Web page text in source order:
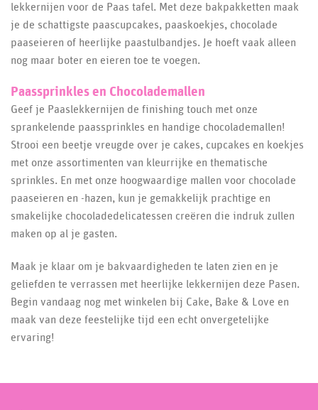
lekkernijen voor de Paas tafel. Met deze bakpakketten maak
je de schattigste paascupcakes, paaskoekjes, chocolade
paaseieren of heerlijke paastulbandjes. Je hoeft vaak alleen
nog maar boter en eieren toe te voegen.
Paassprinkles en Chocolademallen
Geef je Paaslekkernijen de finishing touch met onze
sprankelende paassprinkles en handige chocolademallen!
Strooi een beetje vreugde over je cakes, cupcakes en koekjes
met onze assortimenten van kleurrijke en thematische
sprinkles. En met onze hoogwaardige mallen voor chocolade
paaseieren en -hazen, kun je gemakkelijk prachtige en
smakelijke chocoladedelicatessen creëren die indruk zullen
maken op al je gasten.
Maak je klaar om je bakvaardigheden te laten zien en je
geliefden te verrassen met heerlijke lekkernijen deze Pasen.
Begin vandaag nog met winkelen bij Cake, Bake & Love en
maak van deze feestelijke tijd een echt onvergetelijke
ervaring!